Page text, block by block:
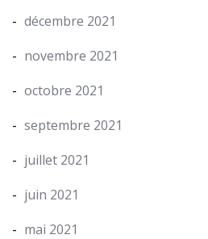
décembre 2021
novembre 2021
octobre 2021
septembre 2021
juillet 2021
juin 2021
mai 2021